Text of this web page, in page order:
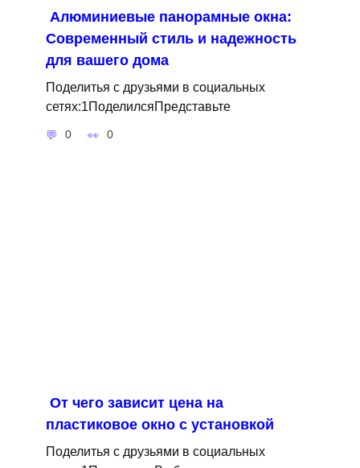
Алюминиевые панорамные окна:
Современный стиль и надежность
для вашего дома
Поделитья с друзьями в социальных
сетях:1ПоделилсяПредставьте
0 0
От чего зависит цена на
пластиковое окно с установкой
Поделитья с друзьями в социальных